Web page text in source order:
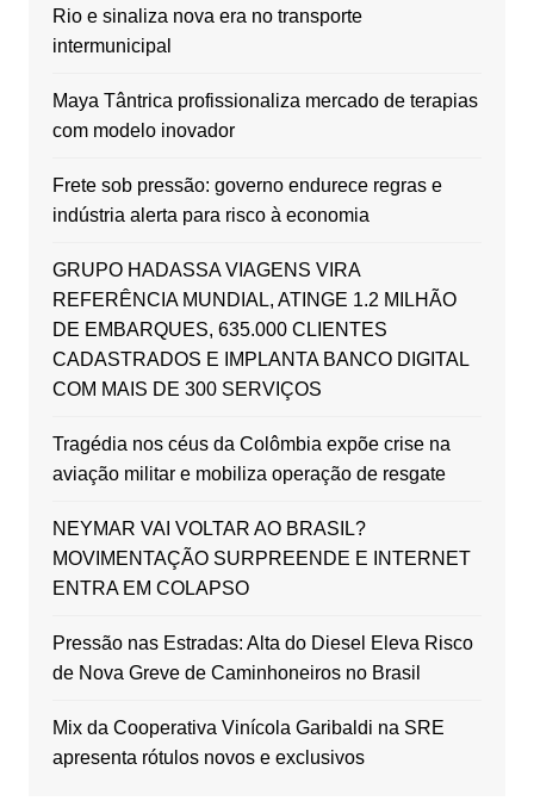
Rio e sinaliza nova era no transporte
intermunicipal
Maya Tântrica profissionaliza mercado de terapias
com modelo inovador
Frete sob pressão: governo endurece regras e
indústria alerta para risco à economia
GRUPO HADASSA VIAGENS VIRA
REFERÊNCIA MUNDIAL, ATINGE 1.2 MILHÃO
DE EMBARQUES, 635.000 CLIENTES
CADASTRADOS E IMPLANTA BANCO DIGITAL
COM MAIS DE 300 SERVIÇOS
Tragédia nos céus da Colômbia expõe crise na
aviação militar e mobiliza operação de resgate
NEYMAR VAI VOLTAR AO BRASIL?
MOVIMENTAÇÃO SURPREENDE E INTERNET
ENTRA EM COLAPSO
Pressão nas Estradas: Alta do Diesel Eleva Risco
de Nova Greve de Caminhoneiros no Brasil
Mix da Cooperativa Vinícola Garibaldi na SRE
apresenta rótulos novos e exclusivos